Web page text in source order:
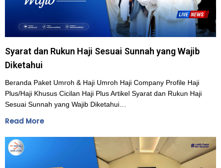
Syarat dan Rukun Haji Sesuai Sunnah yang Wajib
Diketahui
Beranda Paket Umroh & Haji Umroh Haji Company Profile Haji
Plus/Haji Khusus Cicilan Haji Plus Artikel Syarat dan Rukun Haji
Sesuai Sunnah yang Wajib Diketahui…
Read More